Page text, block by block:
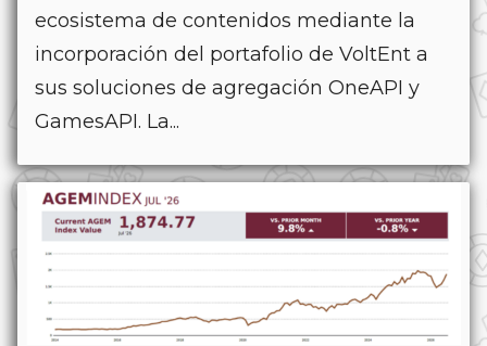
ecosistema de contenidos mediante la
incorporación del portafolio de VoltEnt a
sus soluciones de agregación OneAPI y
GamesAPI. La...